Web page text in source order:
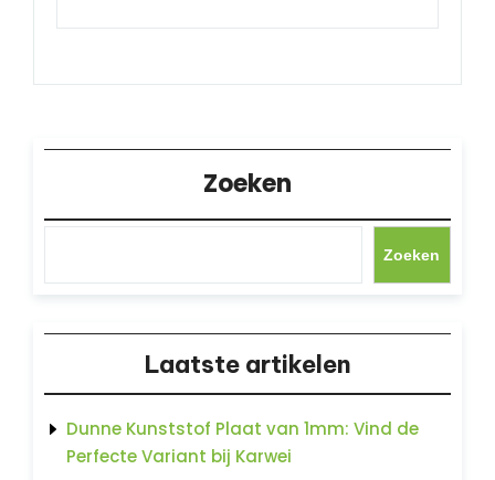
Zoeken
Zoeken
Laatste artikelen
Dunne Kunststof Plaat van 1mm: Vind de
Perfecte Variant bij Karwei